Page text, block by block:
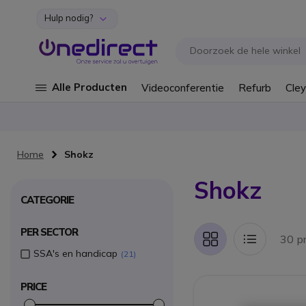
Ga naar de inhoud
Hulp nodig?
Alle Producten Videoconferentie Refurb
Home Shokz
Shokz
Foto- Lijst 30
CATEGORIE
PER SECTOR
SSA's en handicap 21
PRICE